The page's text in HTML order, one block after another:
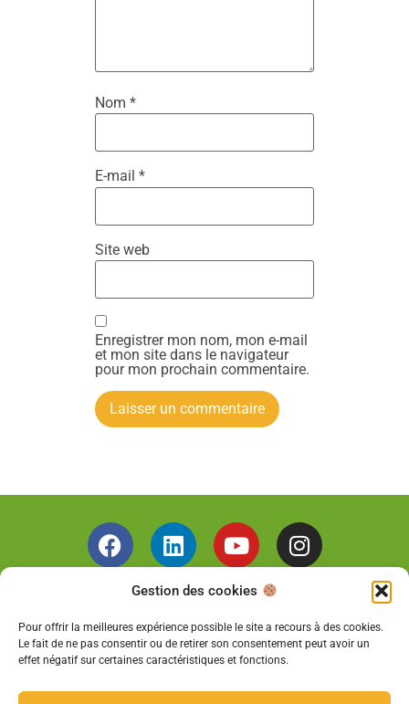
Gestion des cookies
Pour offrir la meilleures expérience possible le site a recours à des cookies.
Le fait de ne pas consentir ou de retirer son consentement peut avoir un
effet négatif sur certaines caractéristiques et fonctions.
Nom *
E-mail *
Site web
Enregistrer mon nom, mon e-mail
et mon site dans le navigateur
pour mon prochain commentaire.
Liens utiles